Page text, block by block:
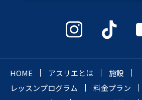
HOME アスリエとは
施設
レッスンプログラム
料金プラン